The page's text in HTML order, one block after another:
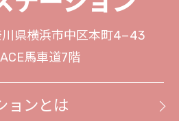
川県横浜市中区本町4−43
馬車道7階
ョンとは